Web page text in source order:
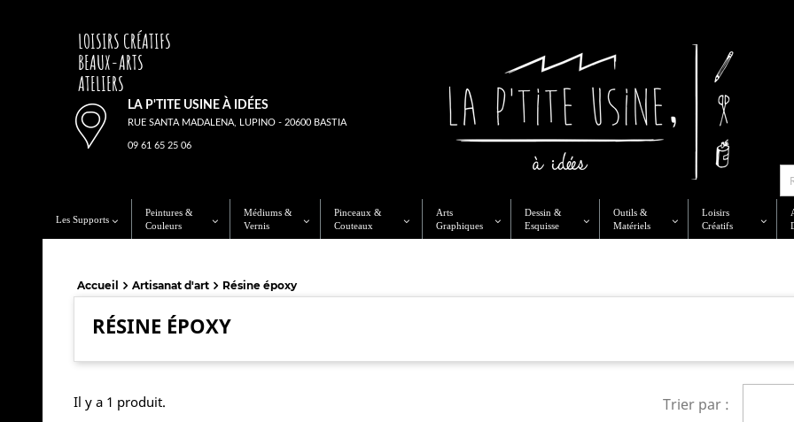
LOISIRS CRÉATIFS
BEAUX-ARTS
ATELIERS
LA P'TITE USINE À IDÉES
RUE SANTA MADALENA, LUPINO - 20600 BASTIA
09 61 65 25 06
Les Supports
Peintures &
Couleurs
Médiums &
Vernis
Pinceaux &
Couteaux
Arts
Graphiques
Dessin &
Esquisse
Outils &
Matériels
Loisirs
Créatifs
Accueil Artisanat d'art Résine époxy
RÉSINE ÉPOXY
Il y a 1 produit. Trier par :